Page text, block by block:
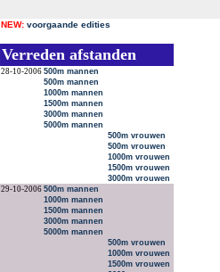
NEW: voorgaande edities
Verreden afstanden
28-10-2006 500m mannen
500m mannen
1000m mannen
1500m mannen
3000m mannen
5000m mannen
500m vrouwen
500m vrouwen
1000m vrouwen
1500m vrouwen
3000m vrouwen
29-10-2006 500m mannen
1000m mannen
1500m mannen
3000m mannen
5000m mannen
500m vrouwen
1000m vrouwen
1500m vrouwen